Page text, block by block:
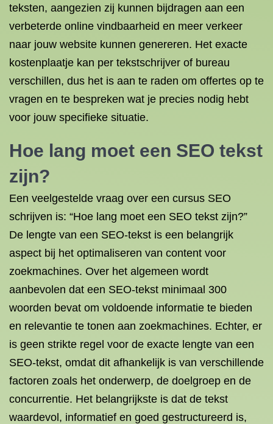
teksten, aangezien zij kunnen bijdragen aan een
verbeterde online vindbaarheid en meer verkeer
naar jouw website kunnen genereren. Het exacte
kostenplaatje kan per tekstschrijver of bureau
verschillen, dus het is aan te raden om offertes op te
vragen en te bespreken wat je precies nodig hebt
voor jouw specifieke situatie.
Hoe lang moet een SEO tekst
zijn?
Een veelgestelde vraag over een cursus SEO
schrijven is: “Hoe lang moet een SEO tekst zijn?”
De lengte van een SEO-tekst is een belangrijk
aspect bij het optimaliseren van content voor
zoekmachines. Over het algemeen wordt
aanbevolen dat een SEO-tekst minimaal 300
woorden bevat om voldoende informatie te bieden
en relevantie te tonen aan zoekmachines. Echter, er
is geen strikte regel voor de exacte lengte van een
SEO-tekst, omdat dit afhankelijk is van verschillende
factoren zoals het onderwerp, de doelgroep en de
concurrentie. Het belangrijkste is dat de tekst
waardevol, informatief en goed gestructureerd is,